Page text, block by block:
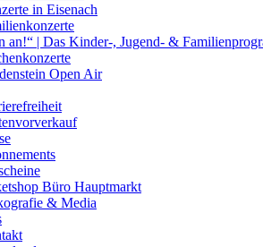
in Eisenach
an!“ | Das Kinder-, Jugend- &
Open Air
Büro Hauptmarkt
& Media